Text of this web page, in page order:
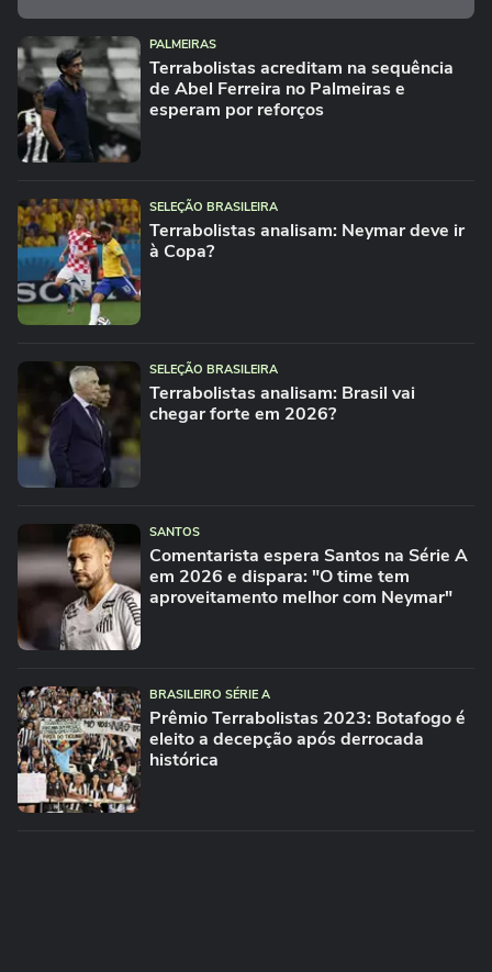
PALMEIRAS
Terrabolistas acreditam na sequência
de Abel Ferreira no Palmeiras e
esperam por reforços
SELEÇÃO BRASILEIRA
Terrabolistas analisam: Neymar deve ir
à Copa?
SELEÇÃO BRASILEIRA
Terrabolistas analisam: Brasil vai
chegar forte em 2026?
SANTOS
Comentarista espera Santos na Série A
em 2026 e dispara: "O time tem
aproveitamento melhor com Neymar"
BRASILEIRO SÉRIE A
Prêmio Terrabolistas 2023: Botafogo é
eleito a decepção após derrocada
histórica